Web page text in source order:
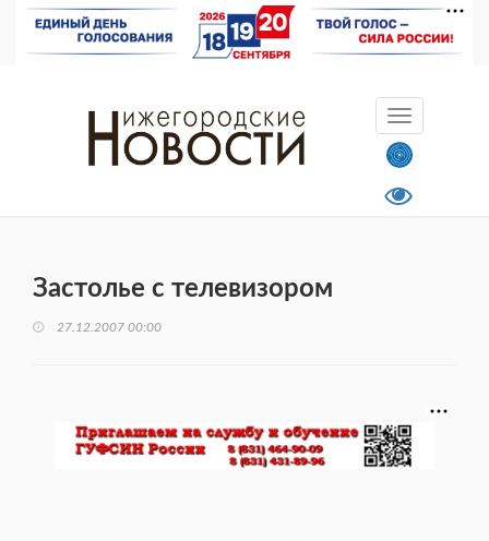
Застолье с телевизором
27.12.2007 00:00